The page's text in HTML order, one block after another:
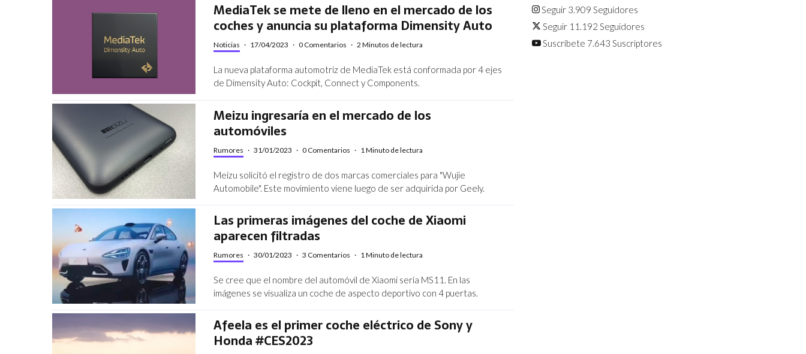
MediaTek se mete de lleno en el mercado de los
coches y anuncia su plataforma Dimensity Auto
Noticias · 17/04/2023 · 0 Comentarios · 2 Minutos de lectura
La nueva plataforma automotriz de MediaTek está conformada por 4 ejes
de Dimensity Auto: Cockpit, Connect y Components.
Meizu ingresaría en el mercado de los
automóviles
Rumores · 31/01/2023 · 0 Comentarios · 1 Minuto de lectura
Meizu solicitó el registro de dos marcas comerciales para "Wujie
Automobile". Este movimiento viene luego de ser adquirida por Geely.
Las primeras imágenes del coche de Xiaomi
aparecen filtradas
Rumores · 30/01/2023 · 3 Comentarios · 1 Minuto de lectura
Se cree que el nombre del automóvil de Xiaomi sería MS11. En las
imágenes se visualiza un coche de aspecto deportivo con 4 puertas.
Afeela es el primer coche eléctrico de Sony y
Honda #CES2023
Seguir 3.909 Seguidores
Seguir 11.192 Seguidores
Suscríbete 7.643 Suscriptores